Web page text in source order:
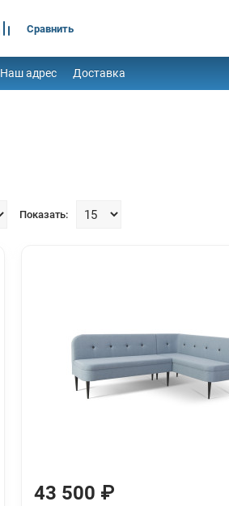
Наш адрес Доставка
Сравнить
Показать:
43 500 ₽